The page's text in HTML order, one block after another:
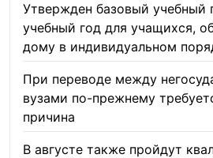
Утвержден базовый учебный
учебный год для учащихся,
дому в индивидуальном
При переводе между
вузами по-прежнему
причина
В августе также пройдут